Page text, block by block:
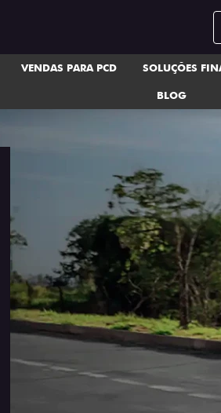
VENDAS PARA PCD SOLUÇÕES
BLOG